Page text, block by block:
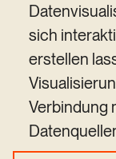
sich
erstellen
Verbindung